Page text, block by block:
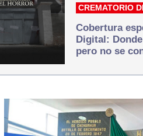
CREMATORIO
Cobertura
Digital:
pero no se